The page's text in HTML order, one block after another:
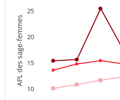
APL des sage-femmes
10
15
20
25